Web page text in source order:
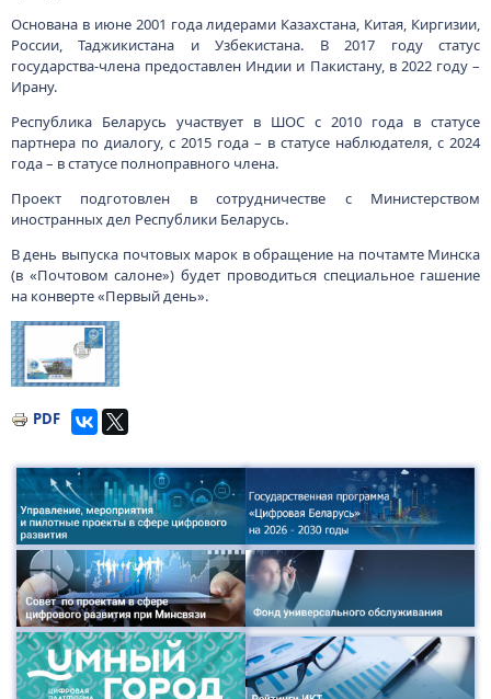
Основана в июне 2001 года лидерами Казахстана, Китая, Киргизии,
России, Таджикистана и Узбекистана. В 2017 году статус
государства-члена предоставлен Индии и Пакистану, в 2022 году –
Ирану.
Республика Беларусь участвует в ШОС с 2010 года в статусе
партнера по диалогу, с 2015 года – в статусе наблюдателя, с 2024
года – в статусе полноправного члена.
Проект подготовлен в сотрудничестве с Министерством
иностранных дел Республики Беларусь.
В день выпуска почтовых марок в обращение на почтамте Минска
(в «Почтовом салоне») будет проводиться специальное гашение
на конверте «Первый день».
Изображение
PDF